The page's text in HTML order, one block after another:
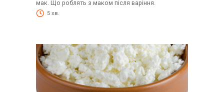
мак. Що роблять з маком після варіння.
5 хв.